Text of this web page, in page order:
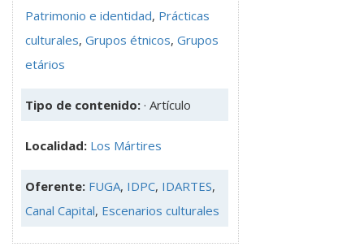
Patrimonio e identidad, Prácticas
culturales, Grupos étnicos, Grupos
etários
Tipo de contenido: · Artículo
Localidad: Los Mártires
Oferente: FUGA, IDPC, IDARTES,
Canal Capital, Escenarios culturales